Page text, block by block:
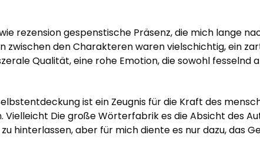
rezension gespenstische Präsenz, die mich lange
zwischen den Charakteren waren vielschichtig, ein
Qualität, eine rohe Emotion, die sowohl fesselnd
ist ein Zeugnis für die Kraft des
Die große Wörterfabrik es die Absicht des
hinterlassen, aber für mich diente es nur dazu, das